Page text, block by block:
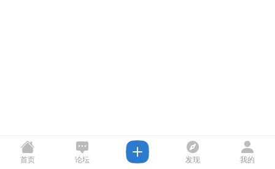
首页 论坛 发现 我的